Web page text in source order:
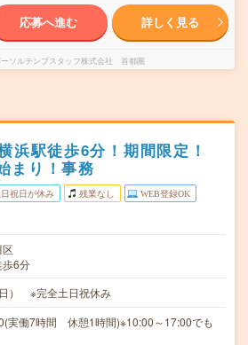
応募へ進む 詳しく見る
ソルテンプスタッフ株式会社 首都圏
浜駅徒歩6分！期間限定！
まり！事務
日祝日が休み 残業なし WEB登録OK
区
歩6分
） ※完全土日祝休み
実働7時間 休憩1時間)※10:00～17:00でも